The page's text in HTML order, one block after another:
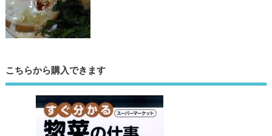
こちらから購入できます